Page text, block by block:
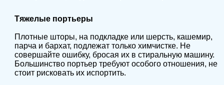
Тяжелые портьеры
Плотные шторы, на подкладке или шерсть, кашемир,
парча и бархат, подлежат только химчистке. Не
совершайте ошибку, бросая их в стиральную машину.
Большинство портьер требуют особого отношения, не
стоит рисковать их испортить.